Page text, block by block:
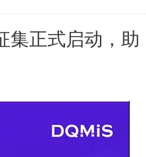
集正式启动，助